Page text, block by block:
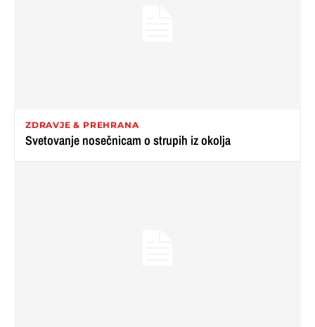
ZDRAVJE & PREHRANA
Svetovanje nosečnicam o strupih iz okolja